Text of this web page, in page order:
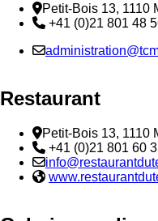
Adresse
Petit-Bois 13, 1110
Téléphone:
+41 (0)21 801 48
Email :
Restaurant
Adresse
Petit-Bois 13, 1110
Téléphone:
+41 (0)21 801 60
Email :
Site web: